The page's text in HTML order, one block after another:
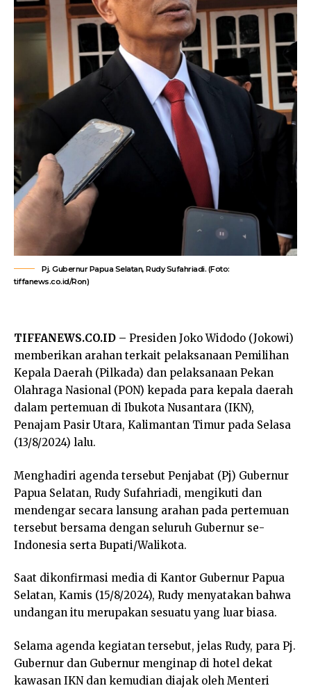
Pj. Gubernur Papua Selatan, Rudy Sufahriadi. (Foto:
tiffanews.co.id/Ron)
TIFFANEWS.CO.ID – Presiden Joko Widodo (Jokowi)
memberikan arahan terkait pelaksanaan Pemilihan
Kepala Daerah (Pilkada) dan pelaksanaan Pekan
Olahraga Nasional (PON) kepada para kepala daerah
dalam pertemuan di Ibukota Nusantara (IKN),
Penajam Pasir Utara, Kalimantan Timur pada Selasa
(13/8/2024) lalu.
Menghadiri agenda tersebut Penjabat (Pj) Gubernur
Papua Selatan, Rudy Sufahriadi, mengikuti dan
mendengar secara lansung arahan pada pertemuan
tersebut bersama dengan seluruh Gubernur se-
Indonesia serta Bupati/Walikota.
Saat dikonfirmasi media di Kantor Gubernur Papua
Selatan, Kamis (15/8/2024), Rudy menyatakan bahwa
undangan itu merupakan sesuatu yang luar biasa.
Selama agenda kegiatan tersebut, jelas Rudy, para Pj.
Gubernur dan Gubernur menginap di hotel dekat
kawasan IKN dan kemudian diajak oleh Menteri